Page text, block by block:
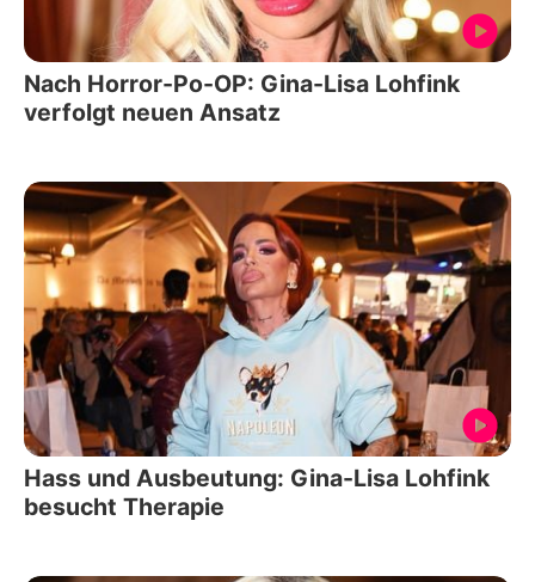
Nach Horror-Po-OP: Gina-Lisa Lohfink
verfolgt neuen Ansatz
Hass und Ausbeutung: Gina-Lisa Lohfink
besucht Therapie